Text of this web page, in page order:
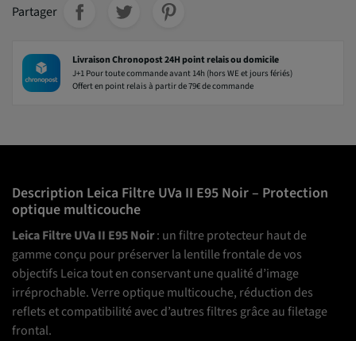
Partager
Livraison Chronopost 24H point relais ou domicile
J+1 Pour toute commande avant 14h (hors WE et jours fériés)
Offert en point relais à partir de 79€ de commande
Description Leica Filtre UVa II E95 Noir – Protection
optique multicouche
Leica Filtre UVa II E95 Noir: un filtre protecteur haut de
gamme conçu pour préserver la lentille frontale de vos
objectifs Leica tout en conservant une qualité d’image
irréprochable. Verre optique multicouche, réduction des
reflets et compatibilité avec d’autres filtres grâce au filetage
frontal.